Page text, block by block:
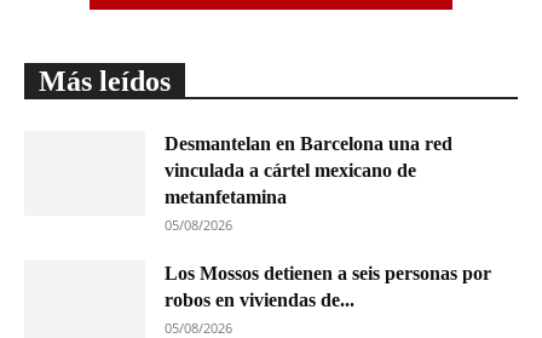
Más leídos
Desmantelan en Barcelona una red
vinculada a cártel mexicano de
metanfetamina
05/08/2026
Los Mossos detienen a seis personas por
robos en viviendas de...
05/08/2026